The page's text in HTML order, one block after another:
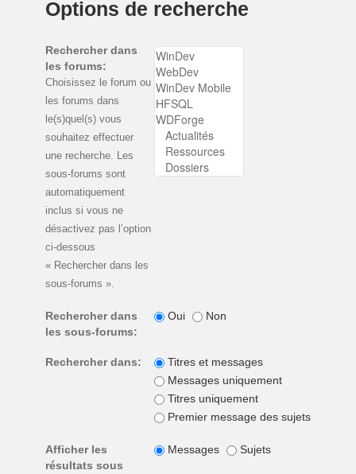
Options de recherche
Rechercher dans
les forums:
Choisissez le forum ou
les forums dans
le(s)quel(s) vous
souhaitez effectuer
une recherche. Les
sous-forums sont
automatiquement
inclus si vous ne
désactivez pas l’option
ci-dessous
« Rechercher dans les
sous-forums ».
Rechercher dans
les sous-forums:
Oui Non
Rechercher dans:
Titres et messages
Messages uniquement
Titres uniquement
Premier message des sujets
Afficher les
résultats sous
Messages Sujets